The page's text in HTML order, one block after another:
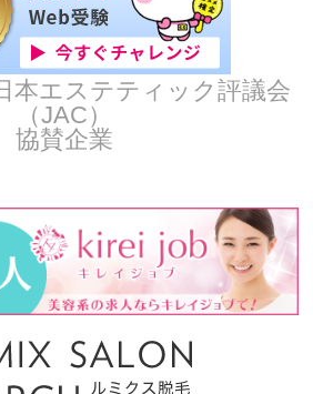
本エステティック評議会
（JAC）
協賛企業